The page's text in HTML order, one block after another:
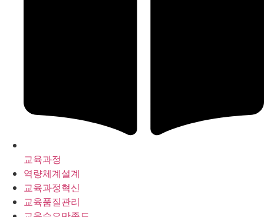
교육과정
역량체계설계
교육과정혁신
교육품질관리